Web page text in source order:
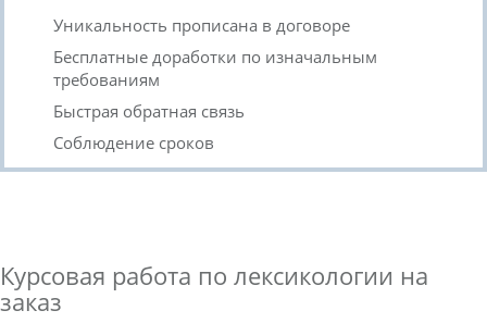
Уникальность прописана в договоре
Бесплатные доработки по изначальным
требованиям
Быстрая обратная связь
Соблюдение сроков
Курсовая работа по лексикологии на
заказ